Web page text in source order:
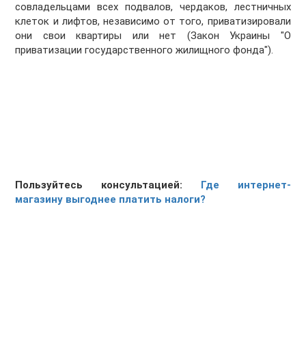
совладельцами всех подвалов, чердаков, лестничных
клеток и лифтов, независимо от того, приватизировали
они свои квартиры или нет (Закон Украины "О
приватизации государственного жилищного фонда").
Пользуйтесь консультацией: Где интернет-
магазину выгоднее платить налоги?